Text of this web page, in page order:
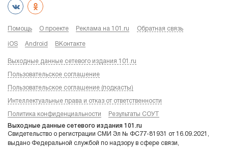
Помощь О проекте Реклама на 101.ru Обратная связь
iOS Android ВКонтакте
Выходные данные сетевого издания 101.ru
Пользовательское соглашение
Пользовательское соглашение (подкасты)
Интеллектуальные права и отказ от ответственности
Политика конфиденциальности Результаты СОУТ
Выходные данные сетевого издания 101.ru
Свидетельство о регистрации СМИ Эл № ФС77-81931 от 16.09.2021,
выдано Федеральной службой по надзору в сфере связи,